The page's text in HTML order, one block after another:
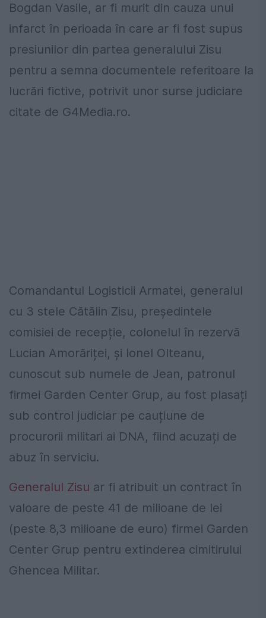
Bogdan Vasile, ar fi murit din cauza unui
infarct în perioada în care ar fi fost supus
presiunilor din partea generalului Zisu
pentru a semna documentele referitoare la
lucrări fictive, potrivit unor surse judiciare
citate de G4Media.ro.
Comandantul Logisticii Armatei, generalul
cu 3 stele Cătălin Zisu, președintele
comisiei de recepție, colonelul în rezervă
Lucian Amorăriței, și Ionel Olteanu,
cunoscut sub numele de Jean, patronul
firmei Garden Center Grup, au fost plasați
sub control judiciar pe cauțiune de
procurorii militari ai DNA, fiind acuzați de
abuz în serviciu.
Generalul Zisu ar fi atribuit un contract în
valoare de peste 41 de milioane de lei
(peste 8,3 milioane de euro) firmei Garden
Center Grup pentru extinderea cimitirului
Ghencea Militar.